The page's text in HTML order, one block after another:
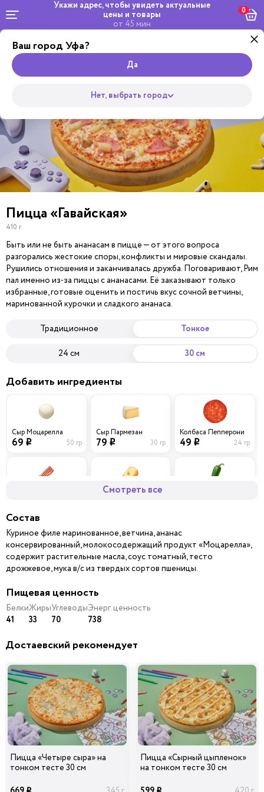
Укажи адрес, чтобы увидеть актуальные
цены и товары
от 45 мин
Ваш город Уфа?
Да
Нет, выбрать город
0
Роллы
Комбо и
Пицца
Пицца «Гавайская»
410 г
Быть или не быть ананасам в пицце — от этого вопроса
разгорались жестокие споры, конфликты и мировые скандалы.
Рушились отношения и заканчивалась дружба. Поговаривают, Рим
пал именно из-за пиццы с ананасами. Её заказывают только
избранные, готовые оценить и постичь вкус сочной ветчины,
маринованной курочки и сладкого ананаса.
Традиционное Тонкое
24 см 30 см
Добавить ингредиенты
Сыр Моцарелла
69 i 50 гр
Сыр Пармезан
79 i 30 гр
Колбаса Пепперони
49 i 24 гр
Сыр Чеддер
Шампиньоны
29i 40 гр
Сыр Брынза
89i 50 гр
Ветчина
29i
39i 40 гр
Лук
39i
Маслины черные б/к
39i 20 гр
Ананасы
консервированные
39i 40 гр
Огурцы
маринованные
29i 0 гр
Перец болгарский
Смотреть все
Состав
Куриное филе маринованное, ветчина, ананас
консервированный, молокосодержащий продукт «Моцарелла»,
содержит растительные масла, соус томатный, тесто
дрожжевое, мука в/с из твердых сортов пшеницы.
Пищевая ценность
Белки
41
Жиры
33
Углеводы
70
Энерг. ценность
738
Достаевский рекомендует
Пицца «Четыре сыра» на
тонком тесте 30 см
Пицца «Сырный цыпленок»
на тонком тесте 30 см